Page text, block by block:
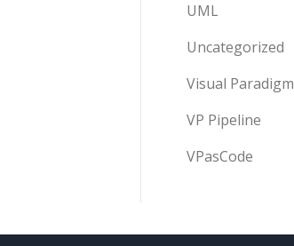
UML
Uncategorized
Visual Paradigm
VP Pipeline
VPasCode